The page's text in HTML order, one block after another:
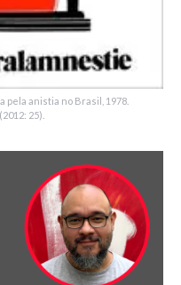
pela anistia no Brasil, 1978.
25).